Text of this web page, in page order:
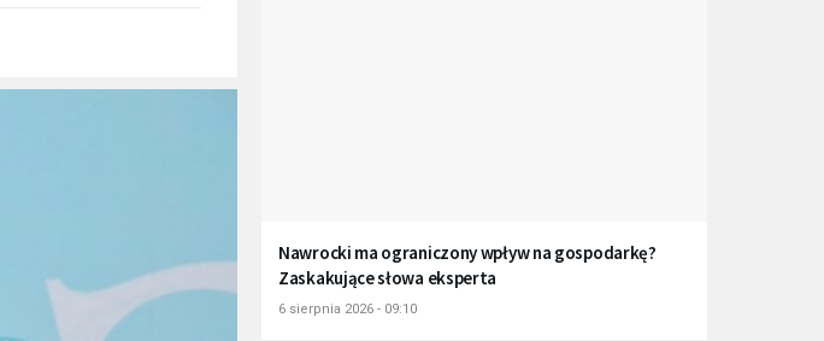
Nawrocki ma ograniczony wpływ na gospodarkę?
Zaskakujące słowa eksperta
6 sierpnia 2026 - 09:10